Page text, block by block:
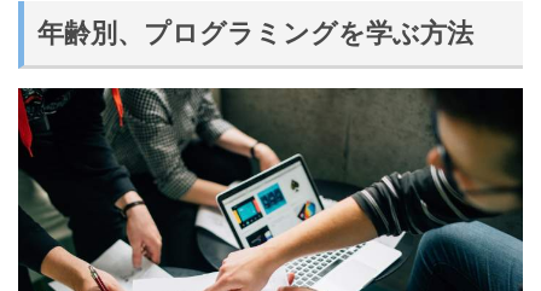
年齢別、プログラミングを学ぶ方法